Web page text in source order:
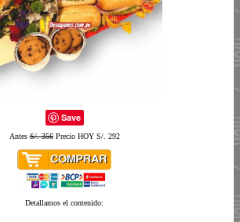
Save
AntesS/. 356Precio HOY S/. 292
Detallamos el contenido: